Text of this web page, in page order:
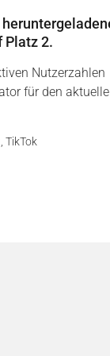
Platz 2.
Nutzerzahlen
für den
TikTok